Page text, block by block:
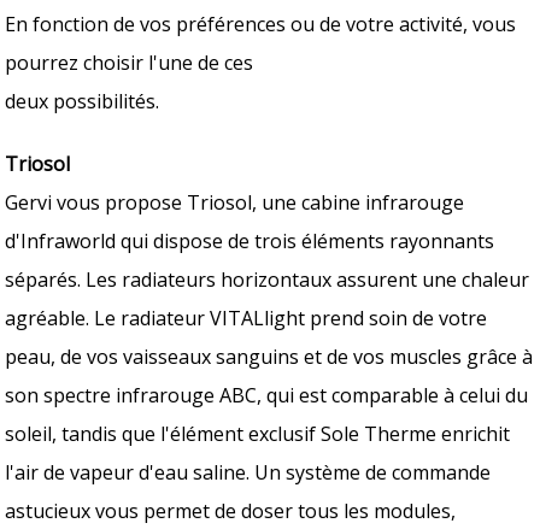
En fonction de vos préférences ou de votre activité, vous
pourrez choisir l'une de ces
deux possibilités.
Triosol
Gervi vous propose Triosol, une cabine infrarouge
d'Infraworld qui dispose de trois éléments rayonnants
séparés. Les radiateurs horizontaux assurent une chaleur
agréable. Le radiateur VITALlight prend soin de votre
peau, de vos vaisseaux sanguins et de vos muscles grâce à
son spectre infrarouge ABC, qui est comparable à celui du
soleil, tandis que l'élément exclusif Sole Therme enrichit
l'air de vapeur d'eau saline. Un système de commande
astucieux vous permet de doser tous les modules,